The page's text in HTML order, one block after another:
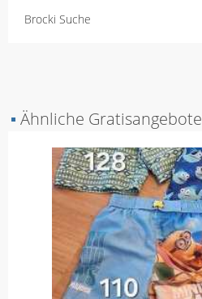
Brocki Suche
▪ Ähnliche Gratisangebote